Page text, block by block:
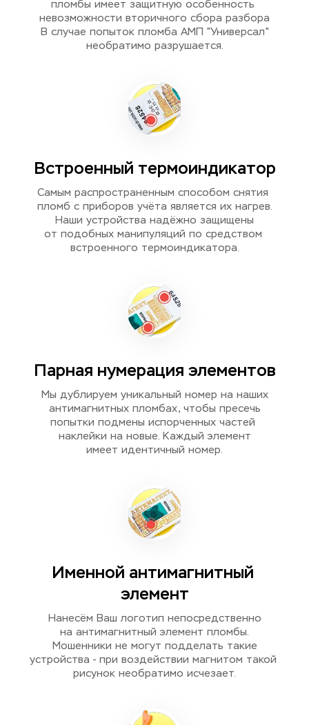
пломбы имеет защитную особенность
невозможности вторичного сбора разбора
В случае попыток пломба АМП "Универсал"
необратимо разрушается.
Встроенный термоиндикатор
Самым распространенным способом снятия
пломб с приборов учёта является их нагрев.
Наши устройства надёжно защищены
от подобных манипуляций по средством
встроенного термоиндикатора.
Парная нумерация элементов
Мы дублируем уникальный номер на наших
антимагнитных пломбах, чтобы пресечь
попытки подмены испорченных частей
наклейки на новые. Каждый элемент
имеет идентичный номер.
Именной антимагнитный
элемент
Нанесём Ваш логотип непосредственно
на антимагнитный элемент пломбы.
Мошенники не могут подделать такие
устройства - при воздействии магнитом такой
рисунок необратимо исчезает.